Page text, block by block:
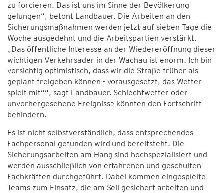
zu forcieren. Das ist uns im Sinne der Bevölkerung
gelungen“, betont Landbauer. Die Arbeiten an den
Sicherungsmaßnahmen werden jetzt auf sieben Tage die
Woche ausgedehnt und die Arbeitspartien verstärkt.
„Das öffentliche Interesse an der Wiedereröffnung dieser
wichtigen Verkehrsader in der Wachau ist enorm. Ich bin
vorsichtig optimistisch, dass wir die Straße früher als
geplant freigeben können - vorausgesetzt, das Wetter
spielt mit““, sagt Landbauer. Schlechtwetter oder
unvorhergesehene Ereignisse könnten den Fortschritt
behindern.
Es ist nicht selbstverständlich, dass entsprechendes
Fachpersonal gefunden wird und bereitsteht. Die
Sicherungsarbeiten am Hang sind hochspezialisiert und
werden ausschließlich von erfahrenen und geschulten
Fachkräften durchgeführt. Dabei kommen eingespielte
Teams zum Einsatz, die am Seil gesichert arbeiten und